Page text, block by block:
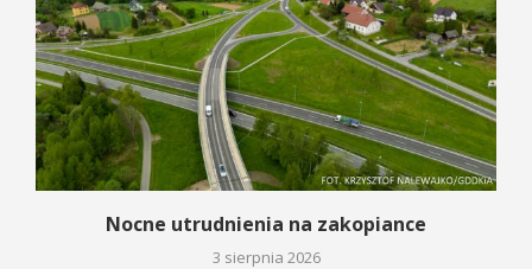
Nocne utrudnienia na zakopiance
3 sierpnia 2026